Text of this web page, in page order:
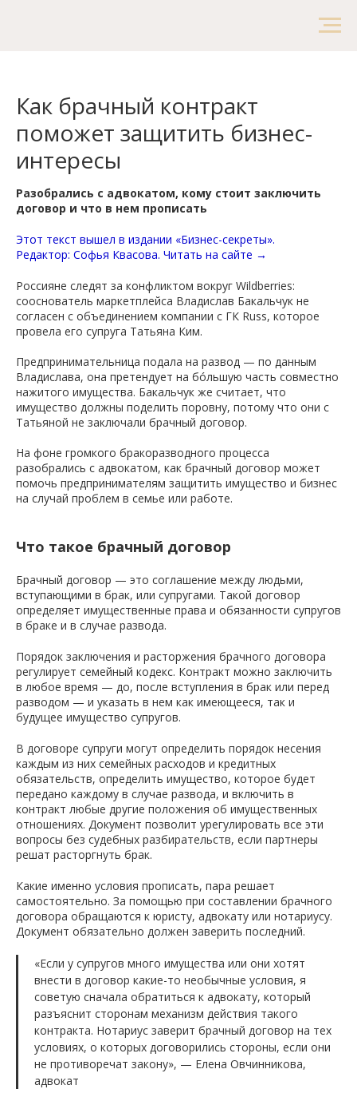
Как брачный контракт
поможет защитить бизнес-
интересы
Разобрались с адвокатом, кому стоит заключить
договор и что в нем прописать
Этот текст вышел в издании «Бизнес-секреты».
Редактор: Софья Квасова. Читать на сайте →
Россияне следят за конфликтом вокруг Wildberries:
сооснователь маркетплейса Владислав Бакальчук не
согласен с объединением компании с ГК Russ, которое
провела его супруга Татьяна Ким.
Предпринимательница подала на развод — по данным
Владислава, она претендует на бóльшую часть совместно
нажитого имущества. Бакальчук же считает, что
имущество должны поделить поровну, потому что они с
Татьяной не заключали брачный договор.
На фоне громкого бракоразводного процесса
разобрались с адвокатом, как брачный договор может
помочь предпринимателям защитить имущество и бизнес
на случай проблем в семье или работе.
Что такое брачный договор
Брачный договор — это соглашение между людьми,
вступающими в брак, или супругами. Такой договор
определяет имущественные права и обязанности супругов
в браке и в случае развода.
Порядок заключения и расторжения брачного договора
регулирует семейный кодекс. Контракт можно заключить
в любое время — до, после вступления в брак или перед
разводом — и указать в нем как имеющееся, так и
будущее имущество супругов.
В договоре супруги могут определить порядок несения
каждым из них семейных расходов и кредитных
обязательств, определить имущество, которое будет
передано каждому в случае развода, и включить в
контракт любые другие положения об имущественных
отношениях. Документ позволит урегулировать все эти
вопросы без судебных разбирательств, если партнеры
решат расторгнуть брак.
Какие именно условия прописать, пара решает
самостоятельно. За помощью при составлении брачного
договора обращаются к юристу, адвокату или нотариусу.
Документ обязательно должен заверить последний.
«Если у супругов много имущества или они хотят
внести в договор какие-то необычные условия, я
советую сначала обратиться к адвокату, который
разъяснит сторонам механизм действия такого
контракта. Нотариус заверит брачный договор на тех
условиях, о которых договорились стороны, если они
не противоречат закону», — Елена Овчинникова,
адвокат